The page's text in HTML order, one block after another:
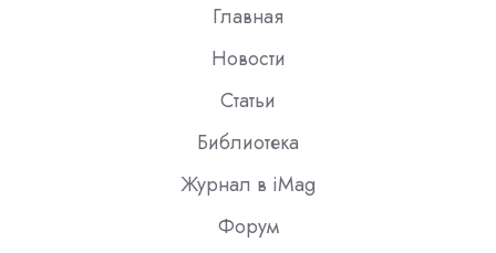
Главная
Новости
Статьи
Библиотека
Журнал в iMag
Форум